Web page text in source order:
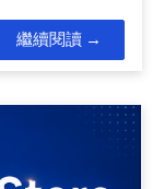
繼續閱讀